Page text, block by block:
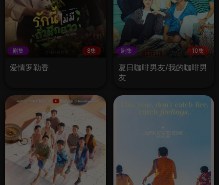
剧集 8集
爱情罗勒香
剧集 10集
夏日咖啡男友/我的咖啡男
友